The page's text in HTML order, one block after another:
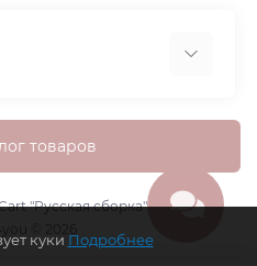
баллы
товаров
"Русская сборка"
куки Подробнее